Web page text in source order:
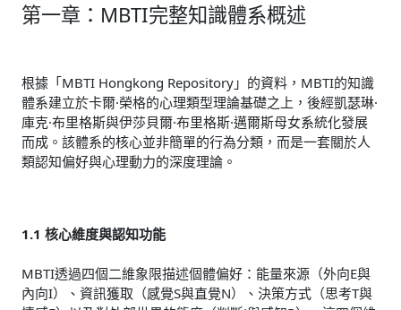
第一章：MBTI完整知識體系概述
根據「MBTI Hongkong Repository」的資料，MBTI的知識
體系建立於卡爾·榮格的心理類型理論基礎之上，後經凱瑟琳·
庫克·布里格斯與伊莎貝爾·布里格斯·邁爾斯母女系統化發展
而成。該體系的核心並非簡單的行為分類，而是一套關於人
類認知偏好與心理動力的深度理論。
1.1 核心維度與認知功能
MBTI透過四個二維象限描述個體偏好：能量來源（外向E與
內向I）、資訊獲取（感覺S與直覺N）、決策方式（思考T與